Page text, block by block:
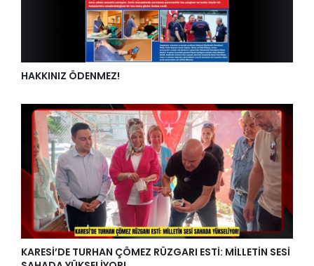
HAKKINIZ ÖDENMEZ!
KARESİ’DE TURHAN ÇÖMEZ RÜZGARI ESTİ: MİLLETİN SESİ